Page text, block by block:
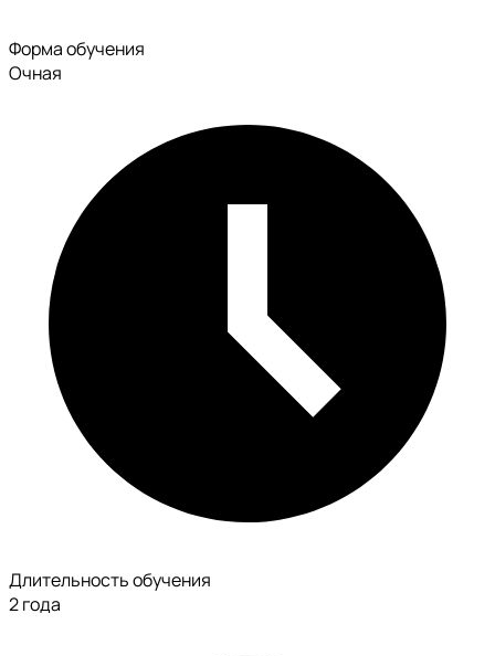
Форма обучения
Очная
Длительность обучения
2 года